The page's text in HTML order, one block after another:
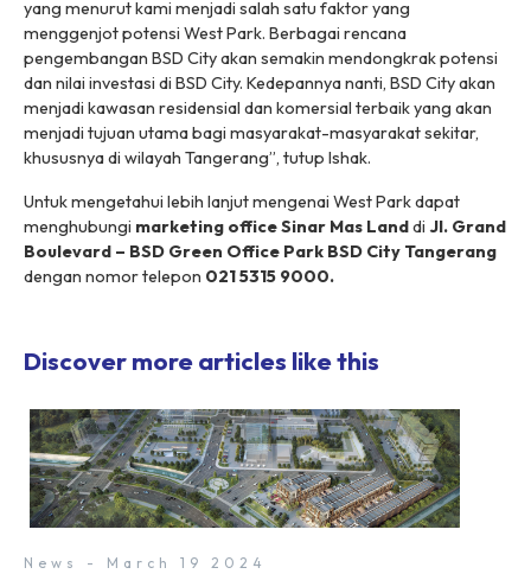
yang menurut kami menjadi salah satu faktor yang
menggenjot potensi West Park. Berbagai rencana
pengembangan BSD City akan semakin mendongkrak potensi
dan nilai investasi di BSD City. Kedepannya nanti, BSD City akan
menjadi kawasan residensial dan komersial terbaik yang akan
menjadi tujuan utama bagi masyarakat-masyarakat sekitar,
khususnya di wilayah Tangerang”, tutup Ishak.
Untuk mengetahui lebih lanjut mengenai West Park dapat
menghubungi marketing office Sinar Mas Landdi Jl. Grand
Boulevard – BSD Green Office Park BSD City Tangerang
dengan nomor telepon 021 5315 9000.
Discover more articles like this
News - March 19 2024